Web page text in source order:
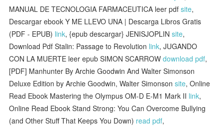
MANUAL DE TECNOLOGIA FARMACEUTICA leer pdfsite,
Descargar ebook Y ME LLEVO UNA | Descarga Libros Gratis
(PDF - EPUB) link, {epub descargar} JENISJOPLINsite,
Download Pdf Stalin: Passage to Revolution link, JUGANDO
CON LA MUERTE leer epub SIMON SCARROWdownload pdf,
[PDF] Manhunter By Archie Goodwin And Walter Simonson
Deluxe Edition by Archie Goodwin, Walter Simonsonsite, Online
Read Ebook Mastering the Olympus OM-D E-M1 Mark II link,
Online Read Ebook Stand Strong: You Can Overcome Bullying
(and Other Stuff That Keeps You Down) read pdf,